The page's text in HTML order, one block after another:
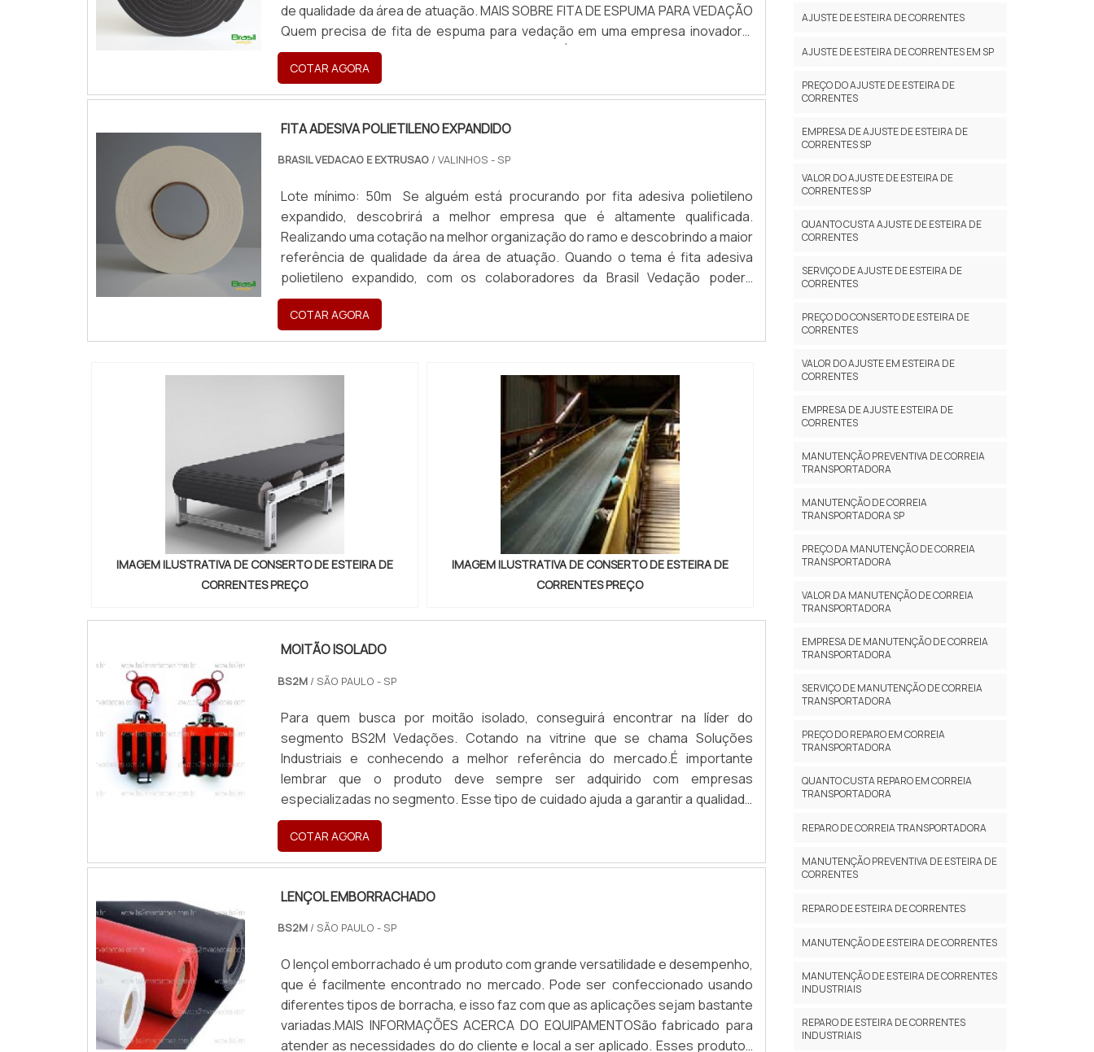
de qualidade da área de atuação. MAIS SOBRE FITA DE ESPUMA PARA VEDAÇÃO
Quem precisa de fita de espuma para vedação em uma empresa inovadora,
consegue encontrar o site da Brasil Vedação. É possível encontrar borrachas
fa...
COTAR AGORA
FITA ADESIVA POLIETILENO EXPANDIDO
BRASIL VEDACAO E EXTRUSAO / VALINHOS - SP
Lote mínimo: 50m Se alguém está procurando por fita adesiva polietileno
expandido, descobrirá a melhor empresa que é altamente qualificada.
Realizando uma cotação na melhor organização do ramo e descobrindo a maior
referência de qualidade da área de atuação. Quando o tema é fita adesiva
polietileno expandido, com os colaboradores da Brasil Vedação poderá
encontrar excelente custo-benefício com cores sólidas e duráveis, que não
desbotam...
COTAR AGORA
IMAGEM ILUSTRATIVA DE CONSERTO DE ESTEIRA DE
CORRENTES PREÇO
IMAGEM ILUSTRATIVA DE CONSERTO DE ESTEIRA DE
CORRENTES PREÇO
MOITÃO ISOLADO
BS2M/ SÃO PAULO - SP
Para quem busca por moitão isolado, conseguirá encontrar na líder do
segmento BS2M Vedações. Cotando na vitrine que se chama Soluções
Industriais e conhecendo a melhor referência do mercado.É importante
lembrar que o produto deve sempre ser adquirido com empresas
especializadas no segmento. Esse tipo de cuidado ajuda a garantir a qualidade
e durabilidade dos materiais, além de evitar prejuízos com substituições
frequentes de peças defeituosas. Assim, é possível poupar gastos
desnecessários.DETALHES SOBRE MOITÃO ISOLADOQuem está à procura de
Vedações. Uma empresa com alto know-how em bolsas de borracha e
cordões, oferecendo o que há de melhor no mercado para cada cliente.Ainda
empresa que tenha produtos e serviços com ótima qualidade e assertividade,
pontos importantes que ficam de fora no planejamento de empresas que
visam apenas o lucro, deixando a desejar nos outros fatores.Existem muitas
formas diferentes de demonstrar conhecimento e autoridade em sua área de
atuação. Os motivos pelos quais a BS2M Vedações é referência quando
COTAR AGORA
LENÇOL EMBORRACHADO
BS2M/ SÃO PAULO - SP
O lençol emborrachado é um produto com grande versatilidade e desempenho,
que é facilmente encontrado no mercado. Pode ser confeccionado usando
diferentes tipos de borracha, e isso faz com que as aplicações sejam bastante
variadas.MAIS INFORMAÇÕES ACERCA DO EQUIPAMENTOSão fabricado para
atender as necessidades do do cliente e local a ser aplicado. Esses produtos
AJUSTE DE ESTEIRA DE CORRENTES
AJUSTE DE ESTEIRA DE CORRENTES EM SP
PREÇO DO AJUSTE DE ESTEIRA DE
CORRENTES
EMPRESA DE AJUSTE DE ESTEIRA DE
CORRENTES SP
VALOR DO AJUSTE DE ESTEIRA DE
CORRENTES SP
QUANTO CUSTA AJUSTE DE ESTEIRA DE
CORRENTES
SERVIÇO DE AJUSTE DE ESTEIRA DE
CORRENTES
PREÇO DO CONSERTO DE ESTEIRA DE
CORRENTES
VALOR DO AJUSTE EM ESTEIRA DE
CORRENTES
EMPRESA DE AJUSTE ESTEIRA DE
CORRENTES
MANUTENÇÃO PREVENTIVA DE CORREIA
TRANSPORTADORA
MANUTENÇÃO DE CORREIA
TRANSPORTADORA SP
PREÇO DA MANUTENÇÃO DE CORREIA
TRANSPORTADORA
VALOR DA MANUTENÇÃO DE CORREIA
TRANSPORTADORA
EMPRESA DE MANUTENÇÃO DE CORREIA
TRANSPORTADORA
SERVIÇO DE MANUTENÇÃO DE CORREIA
TRANSPORTADORA
PREÇO DO REPARO EM CORREIA
TRANSPORTADORA
QUANTO CUSTA REPARO EM CORREIA
TRANSPORTADORA
REPARO DE CORREIA TRANSPORTADORA
MANUTENÇÃO PREVENTIVA DE ESTEIRA DE
CORRENTES
REPARO DE ESTEIRA DE CORRENTES
MANUTENÇÃO DE ESTEIRA DE CORRENTES
MANUTENÇÃO DE ESTEIRA DE CORRENTES
INDUSTRIAIS
REPARO DE ESTEIRA DE CORRENTES
INDUSTRIAIS